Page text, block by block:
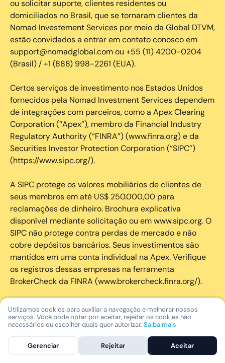
ou solicitar suporte, clientes residentes ou
domiciliados no Brasil, que se tornaram clientes da
Nomad Investement Services por meio da Global DTVM,
estão convidados a entrar em contato conosco em
support@nomadglobal.com ou +55 (11) 4200-0204
(Brasil) / +1 (888) 998-2261 (EUA).
Certos serviços de investimento nos Estados Unidos
fornecidos pela Nomad Investment Services dependem
de integrações com parceiros, como a Apex Clearing
Corporation (“Apex”), membro da Financial Industry
Regulatory Authority (“FINRA”) (www.finra.org) e da
Securities Investor Protection Corporation (“SIPC”)
(https://www.sipc.org/).
A SIPC protege os valores mobiliários de clientes de
seus membros em até US$ 250.000,00 para
reclamações de dinheiro. Brochura explicativa
disponível mediante solicitação ou em www.sipc.org. O
SIPC não protege contra perdas de mercado e não
cobre depósitos bancários. Seus investimentos são
mantidos em uma conta individual na Apex. Verifique
os registros dessas empresas na ferramenta
BrokerCheck da FINRA (www.brokercheck.finra.org/).
A proteção disponível pelo FDIC, aplicável à conta
bancária nos Estados Unidos disponível na plataforma
da Nomad, não cobre os saldos depositados na Apex.
A transferência de recursos para sua conta de
Utilizamos cookies para auxiliar a navegação e melhorar nossos
serviços. Você pode optar por aceitar, rejeitar os cookies não
necessários ou escolher quais quer autorizar. Saiba mais
Gerenciar Rejeitar Aceitar